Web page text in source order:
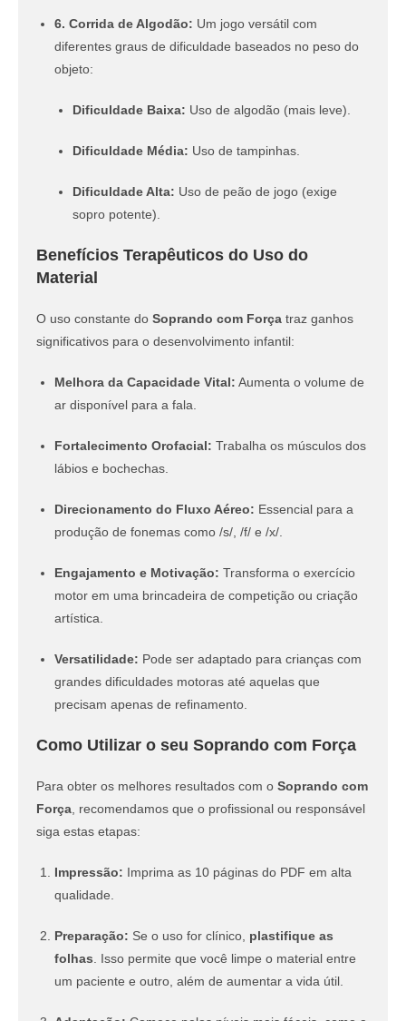
6. Corrida de Algodão: Um jogo versátil com
diferentes graus de dificuldade baseados no peso do
objeto:
Dificuldade Baixa: Uso de algodão (mais leve).
Dificuldade Média: Uso de tampinhas.
Dificuldade Alta: Uso de peão de jogo (exige
sopro potente).
Benefícios Terapêuticos do Uso do
Material
O uso constante do Soprando com Força traz ganhos
significativos para o desenvolvimento infantil:
Melhora da Capacidade Vital: Aumenta o volume de
ar disponível para a fala.
Fortalecimento Orofacial: Trabalha os músculos dos
lábios e bochechas.
Direcionamento do Fluxo Aéreo: Essencial para a
produção de fonemas como /s/, /f/ e /x/.
Engajamento e Motivação: Transforma o exercício
motor em uma brincadeira de competição ou criação
artística.
Versatilidade: Pode ser adaptado para crianças com
grandes dificuldades motoras até aquelas que
precisam apenas de refinamento.
Como Utilizar o seu Soprando com Força
Para obter os melhores resultados com o Soprando com
Força , recomendamos que o profissional ou responsável
siga estas etapas:
Impressão: Imprima as 10 páginas do PDF em alta
qualidade.
Preparação: Se o uso for clínico, plastifique as
folhas . Isso permite que você limpe o material entre
um paciente e outro, além de aumentar a vida útil.